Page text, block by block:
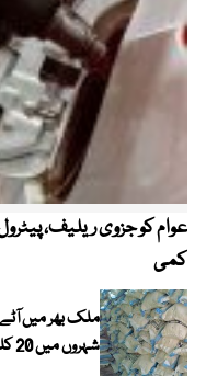
عوام کو جزوی ریلیف،
کمی
ملک بھر میں
شہروں میں 20 کلو تھیلا 100 روپے تک مہنگا